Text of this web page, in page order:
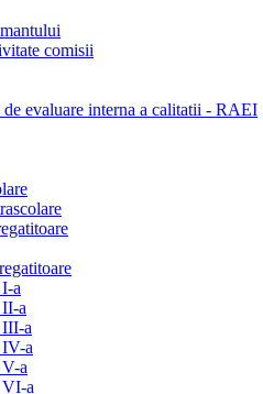
comisii
de evaluare interna a calitatii - RAEI
a
a
III-a
IV-a
a
VI-a